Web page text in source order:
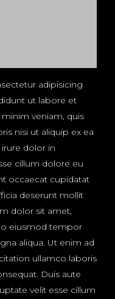
adipisicing
ut labore et
veniam, quis
nisi ut aliquip ex ea
dolor in
cillum dolore eu
occaecat cupidatat
deserunt mollit
dolor sit amet,
eiusmod tempor
aliqua. Ut enim ad
ullamco laboris
Duis aute
velit esse cillum